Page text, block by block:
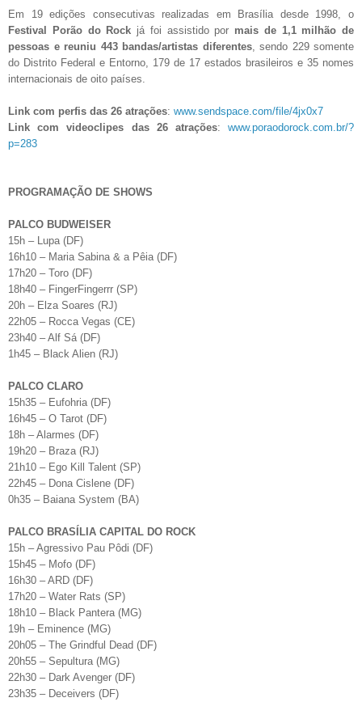
Em 19 edições consecutivas realizadas em Brasília desde 1998, o
Festival Porão do Rock já foi assistido por mais de 1,1 milhão de
pessoas e reuniu 443 bandas/artistas diferentes, sendo 229 somente
do Distrito Federal e Entorno, 179 de 17 estados brasileiros e 35 nomes
internacionais de oito países.
Link com perfis das 26 atrações: www.sendspace.com/file/4jx0x7
Link com videoclipes das 26 atrações:www.poraodorock.com.br/?
p=283
PROGRAMAÇÃO DE SHOWS
PALCO BUDWEISER
15h – Lupa (DF)
16h10 – Maria Sabina & a Pêia (DF)
17h20 – Toro (DF)
18h40 – FingerFingerrr (SP)
20h – Elza Soares (RJ)
22h05 – Rocca Vegas (CE)
23h40 – Alf Sá (DF)
1h45 – Black Alien (RJ)
PALCO CLARO
15h35 – Eufohria (DF)
16h45 – O Tarot (DF)
18h – Alarmes (DF)
19h20 – Braza (RJ)
21h10 – Ego Kill Talent (SP)
22h45 – Dona Cislene (DF)
0h35 – Baiana System (BA)
PALCO BRASÍLIA CAPITAL DO ROCK
15h – Agressivo Pau Pôdi (DF)
15h45 – Mofo (DF)
16h30 – ARD (DF)
17h20 – Water Rats (SP)
18h10 – Black Pantera (MG)
19h – Eminence (MG)
20h05 – The Grindful Dead (DF)
20h55 – Sepultura (MG)
22h30 – Dark Avenger (DF)
23h35 – Deceivers (DF)